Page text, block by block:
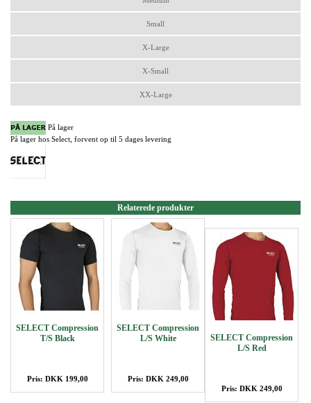
Small
X-Large
X-Small
XX-Large
På lager
På lager hos Select, forvent op til 5 dages levering
Relaterede produkter
SELECT Compression
T/S Black
Pris: DKK 199,00
SELECT Compression
L/S White
Pris: DKK 249,00
SELECT Compression
L/S Red
Pris: DKK 249,00